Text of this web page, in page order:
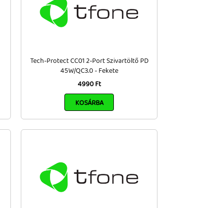
Tech-Protect CC01 2-Port Szivartöltő PD
45W/QC3.0 - Fekete
4990 Ft
KOSÁRBA